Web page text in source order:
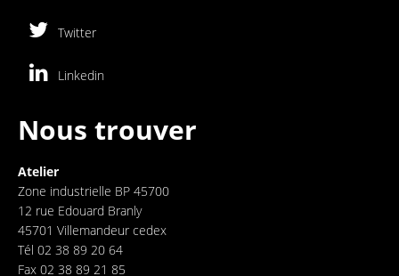
Twitter
Linkedin
Nous trouver
Atelier
Zone industrielle BP 45700
12 rue Edouard Branly
45701 Villemandeur cedex
Tél 02 38 89 20 64
Fax 02 38 89 21 85